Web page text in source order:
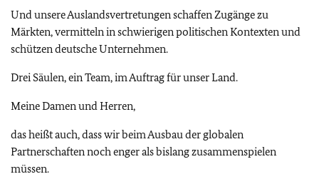
Und unsere Auslandsvertretungen schaffen Zugänge zu
Märkten, vermitteln in schwierigen politischen Kontexten und
schützen deutsche Unternehmen.
Drei Säulen, ein Team, im Auftrag für unser Land.
Meine Damen und Herren,
das heißt auch, dass wir beim Ausbau der globalen
Partnerschaften noch enger als bislang zusammenspielen
müssen.